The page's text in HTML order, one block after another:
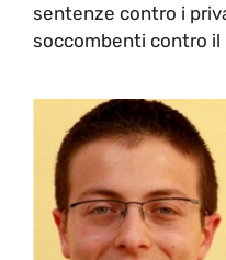
sentenze contro i
soccombenti contro il